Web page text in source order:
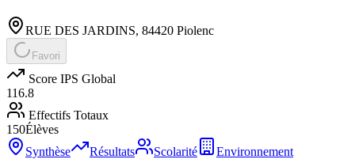
RUE DES JARDINS, 84420 Piolenc
Favori
Score IPS Global
116.8
Effectifs Totaux
150Élèves
Synthèse
Résultats Scolarité Environnement